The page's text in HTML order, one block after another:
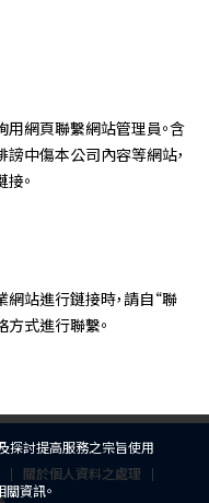
網頁聯繫網站管理員。含
謗中傷本公司內容等網站，
。
站進行鏈接時，請自“聯
式進行聯繫。
關於個人資料之處理
探討提高服務之宗旨使用
關資訊。